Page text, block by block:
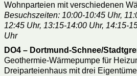
Wohnparteien mit verschiedenen
Besuchszeiten: 10:00-10:45 Uhr,
12:45 Uhr, 13:15-14:00 Uhr, 14:15-
Uhr
DO4 – Dortmund-Schnee/
Geothermie-Wärmepumpe für
Dreiparteienhaus mit drei